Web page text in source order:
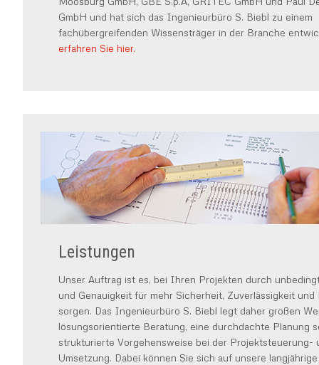
GmbH und hat sich das Ingenieurbüro S. Biebl zu einem
fachübergreifenden Wissensträger in der Branche
erfahren Sie hier.
Leistungen
Unser Auftrag ist es, bei Ihren Projekten durch
und Genauigkeit für mehr Sicherheit, Zuverlässigkeit und
sorgen. Das Ingenieurbüro S. Biebl legt daher großen
lösungsorientierte Beratung, eine durchdachte Planung
strukturierte Vorgehensweise bei der Projektsteuerung-
Umsetzung. Dabei können Sie sich auf unsere